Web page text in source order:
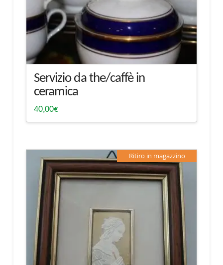
Servizio da the/caffè in
ceramica
40,00€
Ritiro in magazzino